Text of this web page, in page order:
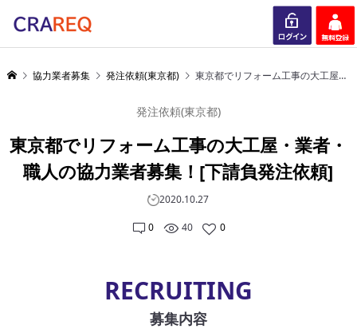
ログイン 会員登録
協力業者募集 発注依頼(東京都) 東京都でリフォーム工事の大工屋・業者・職人の協力業者募集！[下請負発注依頼]
発注依頼(東京都)
東京都でリフォーム工事の大工屋・業者・
職人の協力業者募集！[下請負発注依頼]
2020.10.27
0 40 0
RECRUITING
募集内容